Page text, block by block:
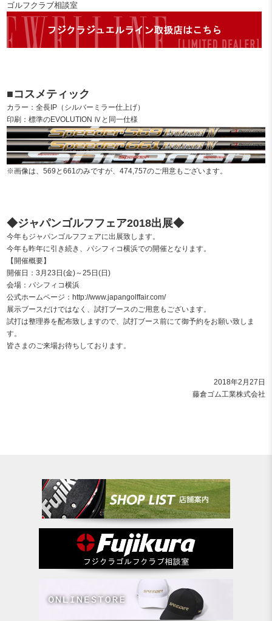
ゴルフクラブ相談室
■コスメティック
カラー：全長IP（シルバーミラー仕上げ）
印刷：標準のEVOLUTION Ⅳと同一仕様
※画像は、569と661のみですが、474,757のご用意もございます。
◆ジャパンゴルフフェア2018出展◆
今年もジャパンゴルフフェアに出展致します。
今年も昨年に引き続き、パシフィコ横浜での開催となります。
【開催概要】
開催日：3月23日(金)～25日(日)
会場：パシフィコ横浜
公式ホームページ： http://www.japangolffair.com/
展示ブースだけではなく、試打ブースのご用意もございます。
試打は整理券を配布致しますので、試打ブース前にて御予約をお願い致しま
す。
皆さまのご来場お待ちしております。
2018年2月27日
藤倉ゴム工業株式会社